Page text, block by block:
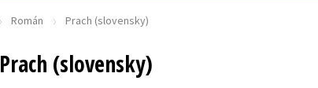
Dárkové publikace
Digitální fotografie
Román Prach (slovensky)
Prach (slovensky)